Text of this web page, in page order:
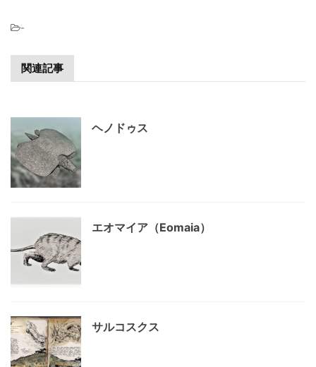
-
関連記事
ヘノドゥス
エオマイア（Eomaia）
サルコスクス